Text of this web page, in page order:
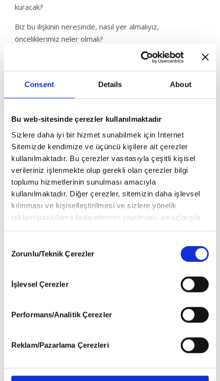
Consent Details About
Bu web-sitesinde çerezler kullanılmaktadır
Sizlere daha iyi bir hizmet sunabilmek için İnternet
Sitemizde kendimize ve üçüncü kişilere ait çerezler
kullanılmaktadır. Bu çerezler vasıtasıyla çeşitli kişisel
verileriniz işlenmekte olup gerekli olan çerezler bilgi
toplumu hizmetlerinin sunulması amacıyla
kullanılmaktadır. Diğer çerezler, sitemizin daha işlevsel
kılınması ve kişiselleştirilmesi ve sizlere yönelik
reklam/pazarlama faaliyetlerinin yapılması, amaçlarıyla
sınırlı olarak açık rızanız dahilinde kullanılacaktır.
vasıtasıyla belirleyebilirsiniz. Çerezlere ilişkin detaylı bilgi
Çerez Bilgilendirme
6698 sayılı Kişisel Verilerin Korunması Kanunu uyarınca
okumak ve sitemizi ziyaretiniz kapsamında
gerçekleştirilen veri işleme faaliyetleri ile ilgili daha
Selection
Zorunlu/Teknik Çerezler
İşlevsel Çerezler
Performans/Analitik Çerezler
Reklam/Pazarlama Çerezleri
kuracak?
Biz bu ilişkinin neresinde, nasıl yer almalıyız,
önceliklerimiz neler olmalı?
Bizim için değişmez ve değişebilir olanlar, sabitler ve
değişkenler neler?
Temelde bu sorulara özelde ise teorik dünyada
sizlerden gelen sorular çerçevesinde cevaplar aradık.